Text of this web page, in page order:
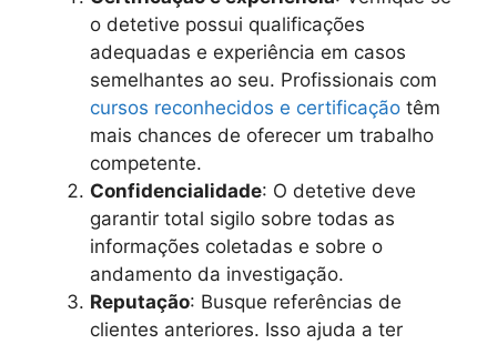
o detetive possui qualificações
adequadas e experiência em casos
semelhantes ao seu. Profissionais com
cursos reconhecidos e certificação têm
mais chances de oferecer um trabalho
competente.
Confidencialidade: O detetive deve
garantir total sigilo sobre todas as
informações coletadas e sobre o
andamento da investigação.
Reputação: Busque referências de
clientes anteriores. Isso ajuda a ter